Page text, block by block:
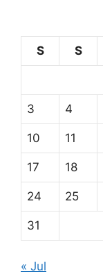
S
S
3 4
10 11
17 18
24 25
31
« Jul